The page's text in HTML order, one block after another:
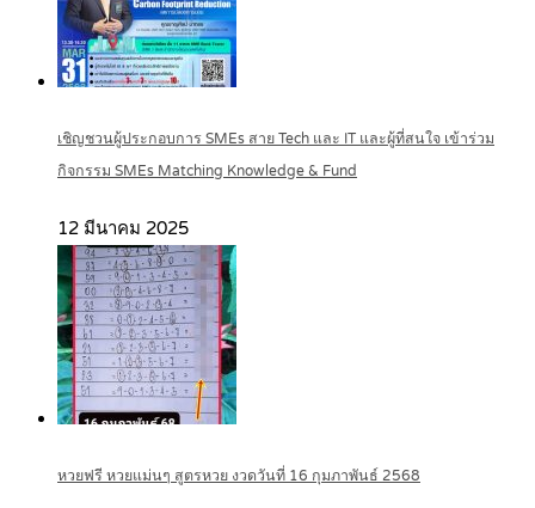
เชิญชวนผู้ประกอบการ SMEs สาย Tech และ IT และผู้ที่สนใจ เข้าร่วม
กิจกรรม SMEs Matching Knowledge & Fund
12 มีนาคม 2025
หวยฟรี หวยแม่นๆ สูตรหวย งวดวันที่ 16 กุมภาพันธ์ 2568